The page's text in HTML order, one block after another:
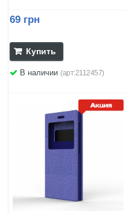
69 грн
Купить
В наличии (арт:2112457)